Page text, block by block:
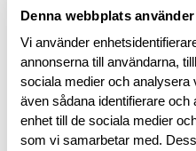
Denna webbplats
Vi använder
annonserna till användarna,
sociala medier och analysera
även sådana identifierare och
enhet till de sociala medier
som vi samarbetar med.
RECENSIONER
OM VARUMÄRKET